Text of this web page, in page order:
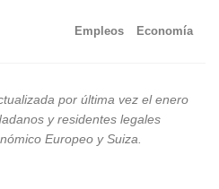
Empleos Economía
por última vez el enero
y residentes legales
Europeo y Suiza.